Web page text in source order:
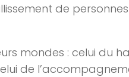
de
mondes : celui du
de